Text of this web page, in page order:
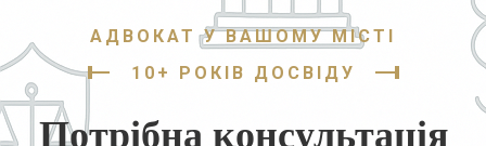
АДВОКАТ У ВАШОМУ МІСТІ
10+ РОКІВ ДОСВІДУ
Потрібна консультація